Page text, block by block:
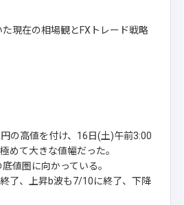
現在の相場観とFXトレード戦略
の高値を付け、16日(土)午前3:00
めて大きな値幅だった。
値圏に向かっている。
了、上昇b波も7/10に終了、下降